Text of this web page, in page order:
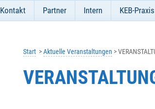
Kontakt Partner Intern KEB-Praxis
Start Aktuelle Veranstaltungen